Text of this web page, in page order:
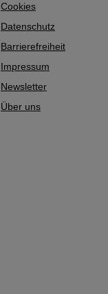
Cookies
Datenschutz
Barrierefreiheit
Impressum
Newsletter
Über uns